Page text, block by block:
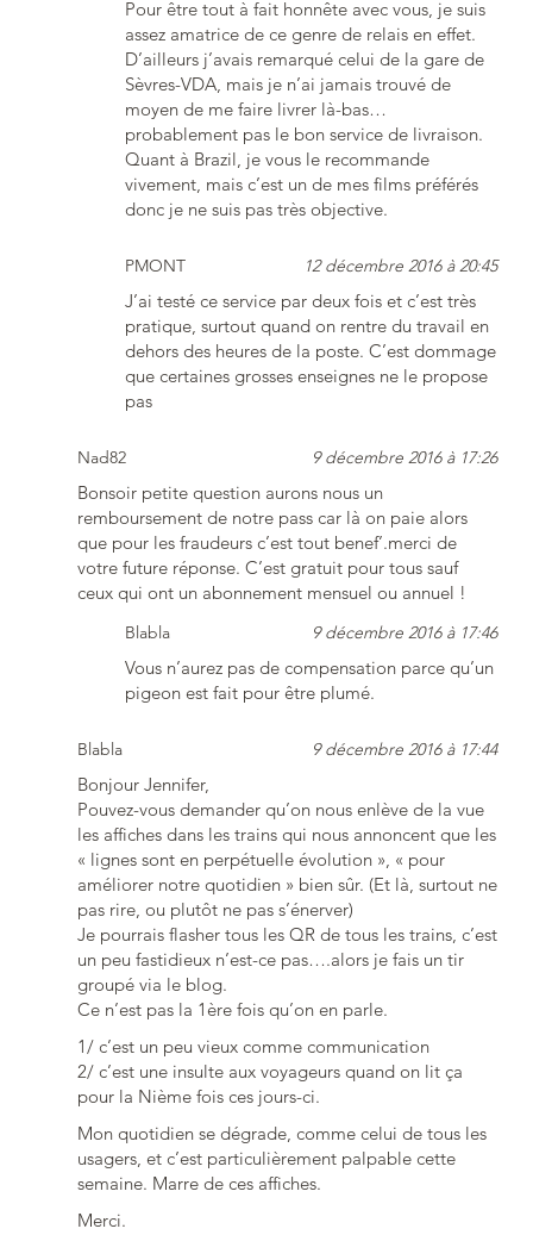
Pour être tout à fait honnête avec vous, je suis
assez amatrice de ce genre de relais en effet.
D’ailleurs j’avais remarqué celui de la gare de
Sèvres-VDA, mais je n’ai jamais trouvé de
moyen de me faire livrer là-bas…
probablement pas le bon service de livraison.
Quant à Brazil, je vous le recommande
vivement, mais c’est un de mes films préférés
donc je ne suis pas très objective.
PMONT 12 décembre 2016 à 20:45
J’ai testé ce service par deux fois et c’est très
pratique, surtout quand on rentre du travail en
dehors des heures de la poste. C’est dommage
que certaines grosses enseignes ne le propose
pas
Nad82 9 décembre 2016 à 17:26
Bonsoir petite question aurons nous un
remboursement de notre pass car là on paie alors
que pour les fraudeurs c’est tout benef’.merci de
votre future réponse. C’est gratuit pour tous sauf
ceux qui ont un abonnement mensuel ou annuel !
Blabla 9 décembre 2016 à 17:46
Vous n’aurez pas de compensation parce qu’un
pigeon est fait pour être plumé.
Blabla 9 décembre 2016 à 17:44
Bonjour Jennifer,
Pouvez-vous demander qu’on nous enlève de la vue
les affiches dans les trains qui nous annoncent que les
« lignes sont en perpétuelle évolution », « pour
améliorer notre quotidien » bien sûr. (Et là, surtout ne
pas rire, ou plutôt ne pas s’énerver)
Je pourrais flasher tous les QR de tous les trains, c’est
un peu fastidieux n’est-ce pas….alors je fais un tir
groupé via le blog.
Ce n’est pas la 1ère fois qu’on en parle.
1/ c’est un peu vieux comme communication
2/ c’est une insulte aux voyageurs quand on lit ça
pour la Nième fois ces jours-ci.
Mon quotidien se dégrade, comme celui de tous les
usagers, et c’est particulièrement palpable cette
semaine. Marre de ces affiches.
Merci.